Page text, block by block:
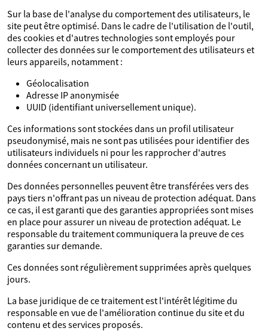
Sur la base de l'analyse du comportement des utilisateurs, le
site peut être optimisé. Dans le cadre de l'utilisation de l'outil,
des cookies et d'autres technologies sont employés pour
collecter des données sur le comportement des utilisateurs et
leurs appareils, notamment :
Géolocalisation
Adresse IP anonymisée
UUID (identifiant universellement unique).
Ces informations sont stockées dans un profil utilisateur
pseudonymisé, mais ne sont pas utilisées pour identifier des
utilisateurs individuels ni pour les rapprocher d'autres
données concernant un utilisateur.
Des données personnelles peuvent être transférées vers des
pays tiers n'offrant pas un niveau de protection adéquat. Dans
ce cas, il est garanti que des garanties appropriées sont mises
en place pour assurer un niveau de protection adéquat. Le
responsable du traitement communiquera la preuve de ces
garanties sur demande.
Ces données sont régulièrement supprimées après quelques
jours.
La base juridique de ce traitement est l'intérêt légitime du
responsable en vue de l'amélioration continue du site et du
contenu et des services proposés.